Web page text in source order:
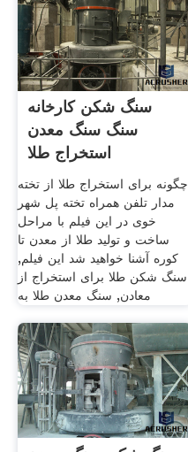
سنگ شکن کارخانه
سنگ سنگ معدن
استخراج طلا
چگونه برای استخراج طلا از تخته
مدار تلفن همراه تخته پل شهر
خوی در این فیلم با مراحل
ساخت و تولید طلا از معدن تا
کوره آشنا خواهید شد این فیلم,
سنگ شکن طلا برای استخراج از
معادن, سنگ معدن طلا به